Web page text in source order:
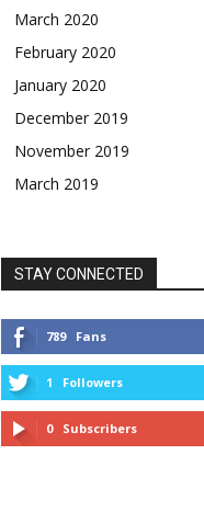
March 2020
February 2020
January 2020
December 2019
November 2019
March 2019
STAY CONNECTED
789 Fans
1 Followers
0 Subscribers